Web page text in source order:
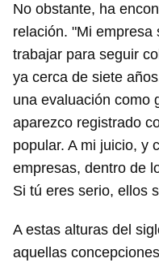
No obstante, ha
relación. "Mi
trabajar para seguir
ya cerca de siete
una evaluación como
aparezco registrado
popular. A mi juicio, y
empresas, dentro de
Si tú eres serio, ellos
A estas alturas del
aquellas